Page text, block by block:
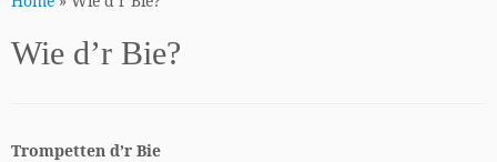
Wie d’r Bie?
Trompetten d’r Bie